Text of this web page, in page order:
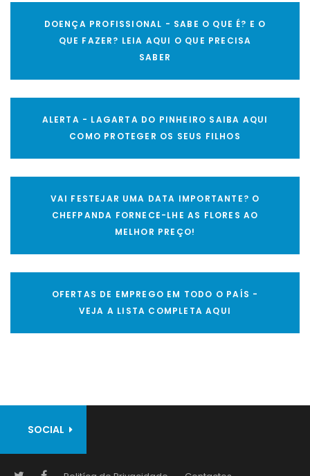
DOENÇA PROFISSIONAL - SABE O QUE É? E O
QUE FAZER? LEIA AQUI O QUE PRECISA
SABER
ALERTA - LAGARTA DO PINHEIRO SAIBA AQUI
COMO PROTEGER OS SEUS FILHOS
VAI FESTEJAR UMA DATA IMPORTANTE? O
CHEFPANDA FORNECE-LHE AS FLORES AO
MELHOR PREÇO!
OFERTAS DE EMPREGO EM TODO O PAÍS -
VEJA A LISTA COMPLETA AQUI
SOCIAL